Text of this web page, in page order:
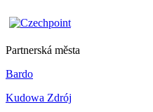
Partnerská města
Bardo
Kudowa Zdrój